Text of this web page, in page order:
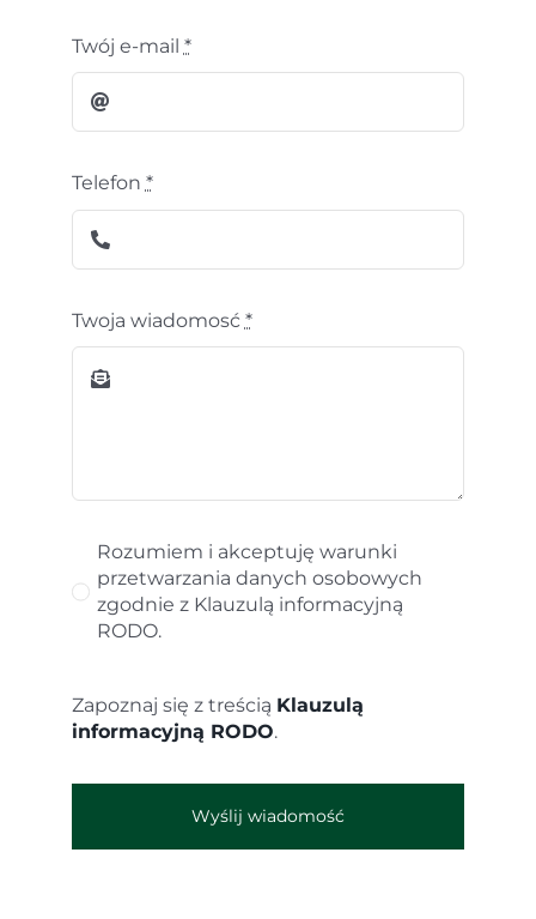
Twój e-mail *
Telefon *
Twoja wiadomosć *
Rozumiem i akceptuję warunki
przetwarzania danych osobowych
zgodnie z Klauzulą informacyjną
RODO.
Zapoznaj się z treścią Klauzulą
informacyjną RODO.
Wyślij wiadomość